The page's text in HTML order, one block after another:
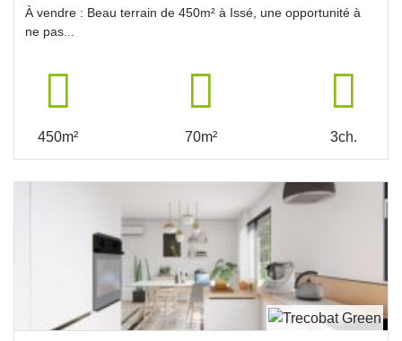
À vendre : Beau terrain de 450m² à Issé, une opportunité à
ne pas...
450m² 70m² 3ch.